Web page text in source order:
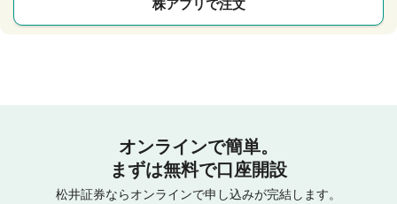
株アプリで注文
オンラインで簡単。
まずは無料で口座開設
松井証券ならオンラインで申し込みが完結します。